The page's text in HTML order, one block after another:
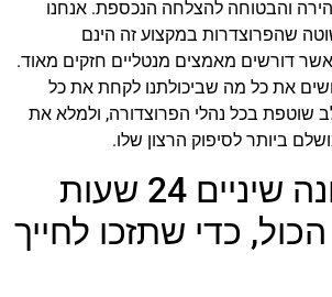
והבטוחה להצלחה הנכספת. אנחנו
שהפרוצדרות במקצוע זה הינם
דורשים מאמצים מנטליים חזקים מאוד.
את כל מה שביכולתנו לקחת את כל
שוטפת בכל נהלי הפרוצדורה, ולמלא את
ביותר לסיפוק הרצון שלו.
עזרה ראשונה שיניים 24 שעות
כדי שתזכו לחייך